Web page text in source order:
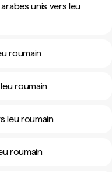
unis vers leu
roumain
roumain
leu roumain
roumain